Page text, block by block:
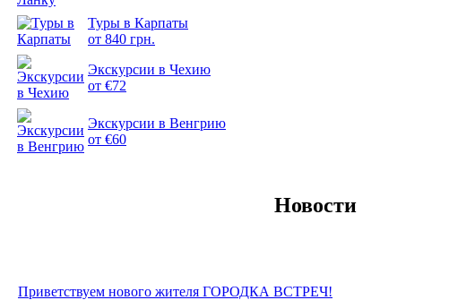
Туры в Карпаты
от 840 грн.
Экскурсии в Чехию
от €72
Экскурсии в Венгрию
от €60
Новости
Приветствуем нового жителя ГОРОДКА ВСТРЕЧ!